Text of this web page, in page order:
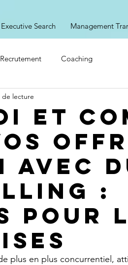
Executive Search Management
Recrutement Coaching
et
avec
:
pour
de lecture
plus en plus concurrentiel,